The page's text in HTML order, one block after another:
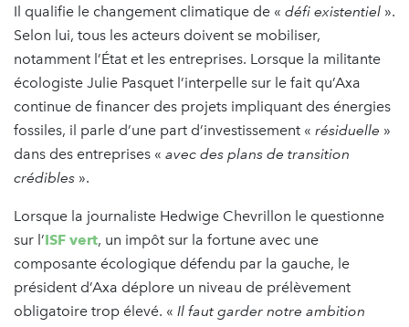
Il qualifie le changement climatique de « défi existentiel ».
Selon lui, tous les acteurs doivent se mobiliser,
notamment l’État et les entreprises. Lorsque la militante
écologiste Julie Pasquet l’interpelle sur le fait qu’Axa
continue de financer des projets impliquant des énergies
fossiles, il parle d’une part d’investissement « résiduelle »
dans des entreprises « avec des plans de transition
crédibles ».
Lorsque la journaliste Hedwige Chevrillon le questionne
sur l’ISF vert, un impôt sur la fortune avec une
composante écologique défendu par la gauche, le
président d’Axa déplore un niveau de prélèvement
obligatoire trop élevé. « Il faut garder notre ambition